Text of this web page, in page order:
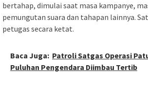
bertahap, dimulai saat masa kampanye,
pemungutan suara dan tahapan lainnya.
petugas secara ketat.
Baca Juga: Patroli Satgas Operasi
Puluhan Pengendara Diimbau Tertib